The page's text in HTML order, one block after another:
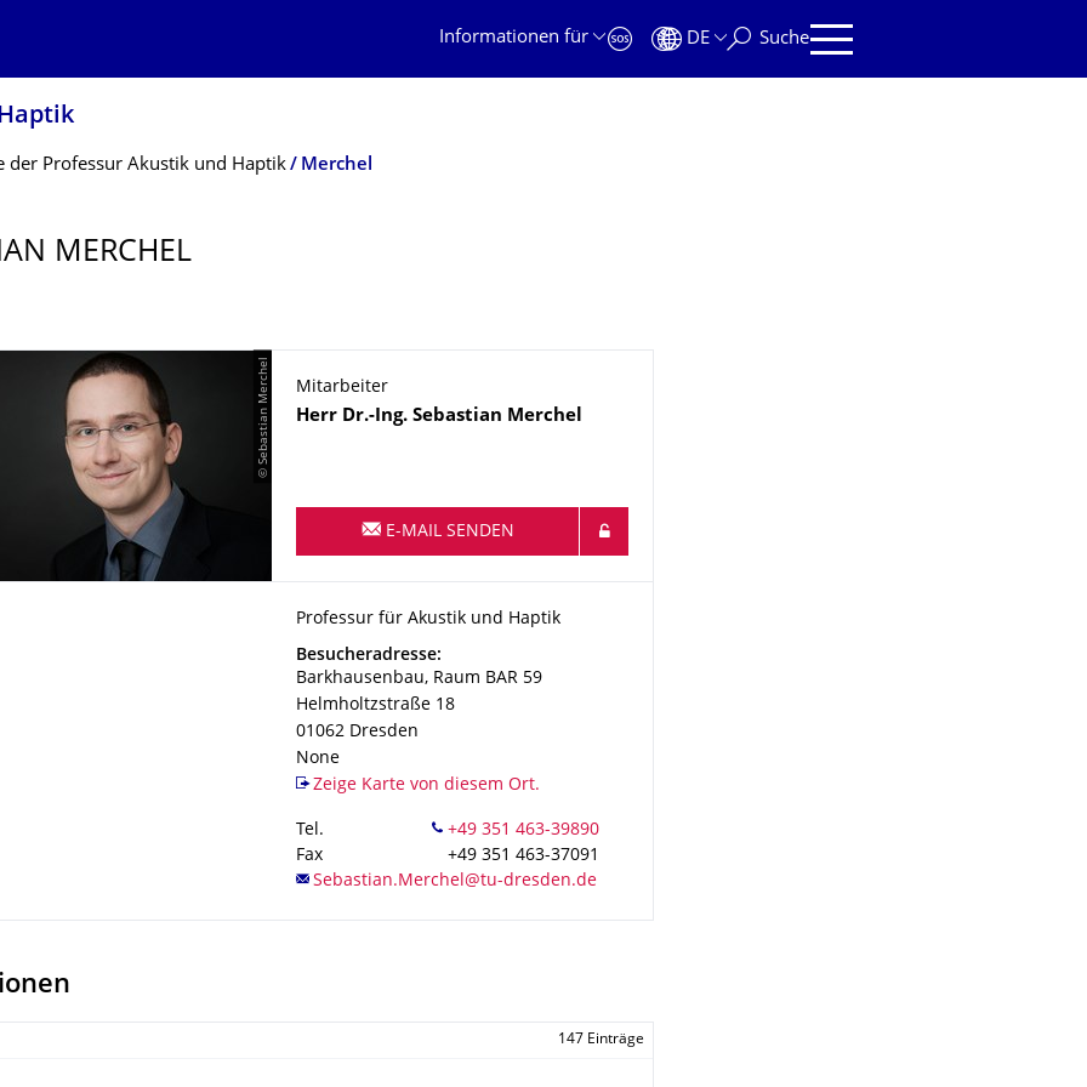
Informationen für
DE Suche
der Professur Akustik und Haptik Merchel
MERCHEL
© Sebastian Merchel
Mitarbeiter
Name
Herr Dr.-Ing. Sebastian Merchel
E-MAIL SENDEN
Organisationsname
Professur für Akustik und Haptik
Professur für Akustik und Haptik
Adresse
Besucheradresse:
Barkhausenbau, Raum BAR 59
Helmholtzstraße 18
01062 Dresden
None
Zeige Karte von diesem Ort.
Tel.
Fax
+49 351 463-37091
147 Einträge